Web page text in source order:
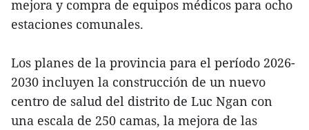
mejora y compra de equipos médicos para ocho
estaciones comunales.
Los planes de la provincia para el período 2026-
2030 incluyen la construcción de un nuevo
centro de salud del distrito de Luc Ngan con
una escala de 250 camas, la mejora de las